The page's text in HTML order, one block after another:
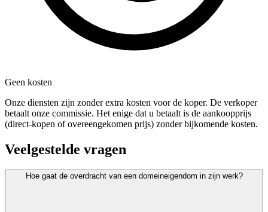
Geen kosten
Onze diensten zijn zonder extra kosten voor de koper. De verkoper
betaalt onze commissie. Het enige dat u betaalt is de aankoopprijs
(direct-kopen of overeengekomen prijs) zonder bijkomende kosten.
Veelgestelde vragen
Hoe gaat de overdracht van een domeineigendom in zijn werk?